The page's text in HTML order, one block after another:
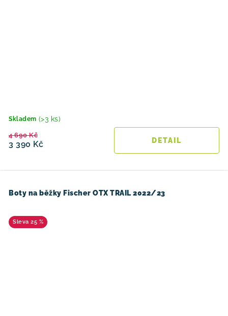
Skladem (>3 ks)
3 390 Kč
4 690 Kč
Boty na běžky Fischer OTX TRAIL 2022/23
25 %